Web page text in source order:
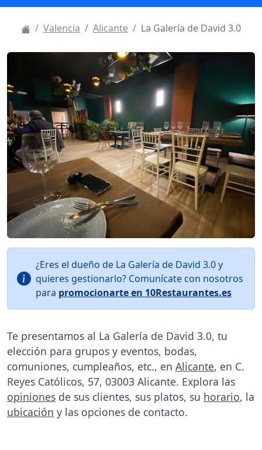
Valencia Alicante La Galería de David 3.0
¿Eres el dueño de La Galería de David 3.0 y
quieres gestionarlo? Comunícate con nosotros
para promocionarte en 10Restaurantes.es
Te presentamos al La Galería de David 3.0, tu
elección para grupos y eventos, bodas,
comuniones, cumpleaños, etc., en Alicante, en C.
Reyes Católicos, 57, 03003 Alicante. Explora las
opiniones de sus clientes, sus platos, su horario, la
ubicación y las opciones de contacto.